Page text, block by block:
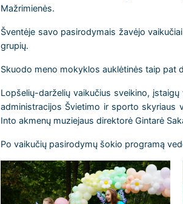
Mažrimienės.
Šventėje savo pasirodymais žavėjo
grupių.
Skuodo meno mokyklos auklėtinės taip pat
Lopšelių-darželių vaikučius sveikino,
administracijos Švietimo ir sporto skyriaus
Into akmenų muziejaus direktorė Gintarė
Po vaikučių pasirodymų šokio programą